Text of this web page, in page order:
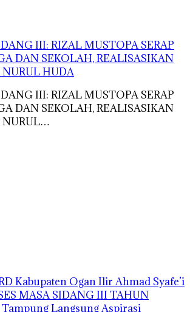
III: RIZAL MUSTOPA SERAP
DAN SEKOLAH, REALISASIKAN
NURUL HUDA
III: RIZAL MUSTOPA SERAP
DAN SEKOLAH, REALISASIKAN
NURUL…
Kabupaten Ogan Ilir Ahmad Syafe’i
MASA SIDANG III TAHUN
Langsung Aspirasi